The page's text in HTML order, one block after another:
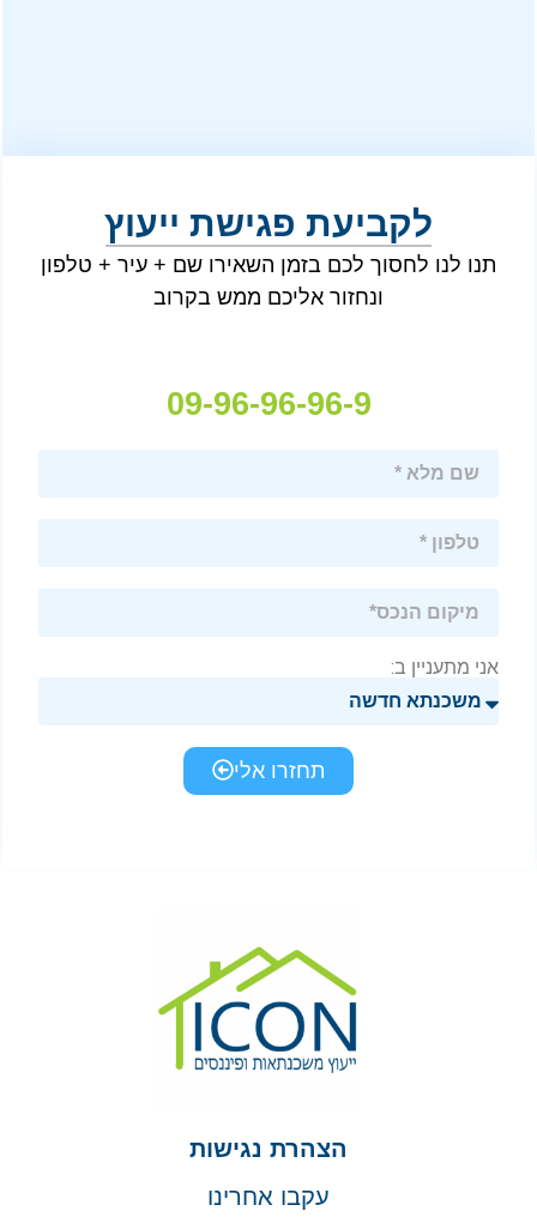
לקביעת פגישת ייעוץ
תנו לנו לחסוך לכם בזמן השאירו שם + עיר + טלפון
ונחזור אליכם ממש בקרוב
09-96-96-96-9
אני מתעניין ב:
תחזרו אלי
הצהרת נגישות
עקבו אחרינו